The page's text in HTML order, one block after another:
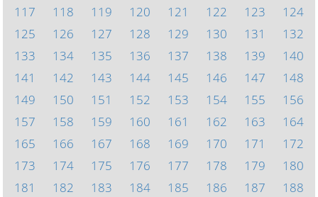
117
118 119 120 121 122 123
124
125
126 127 128 129 130 131
132
133
134 135 136 137 138 139
140
141
142 143 144 145 146 147
148
149
150 151 152 153 154 155
156
157
158 159 160 161 162 163
164
165
166 167 168 169 170 171
172
173
174 175 176 177 178 179
180
181
182 183 184 185 186 187
188